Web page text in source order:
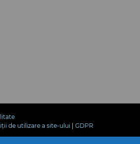
de utilizare a site-ului GDPR